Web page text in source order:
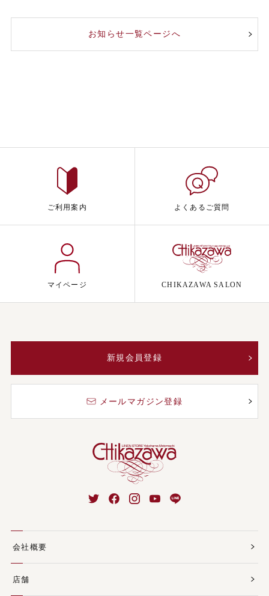
お知らせ一覧ページへ
ご利用案内 よくあるご質問
マイページ CHIKAZAWA SALON
新規会員登録
メールマガジン登録
会社概要
店舗